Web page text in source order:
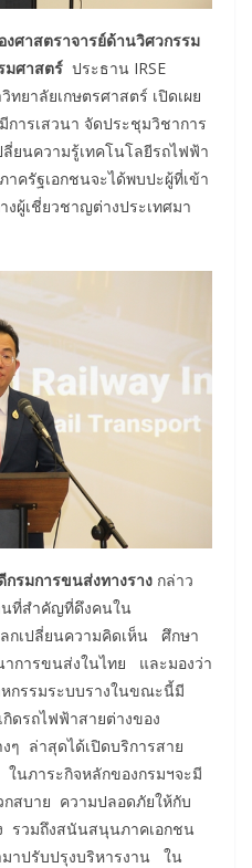
ศาสตราจารย์ด้านวิศวกรรม
มศาสตร์ ประธาน IRSE
ทยาลัยเกษตรศาสตร์ เปิดเผย
การเสวนา จัดประชุมวิชาการ
ยนความรู้เทคโนโลยีรถไฟฟ้า
ครัฐเอกชนจะได้พบปะผู้ที่เข้า
ผู้เชี่ยวชาญต่างประเทศมา
รมการขนส่งทางราง กล่าว
นที่สำคัญที่ดึงคนใน
กเปลี่ยนความคิดเห็น ศึกษา
าการขนส่งในไทย และมองว่า
กรรมระบบรางในขณะนี้มี
ดรถไฟฟ้าสายต่างของ
ๆ ล่าสุดได้เปิดบริการสาย
นภาระกิจหลักของกรมฯจะมี
สบาย ความปลอดภัยให้กับ
รวมถึงสนันสนุนภาคเอกชน
มาปรับปรุงบริหารงาน ใน